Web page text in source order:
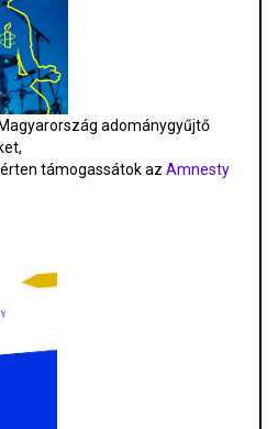
Magyarország adománygyűjtő
támogassátok az Amnesty